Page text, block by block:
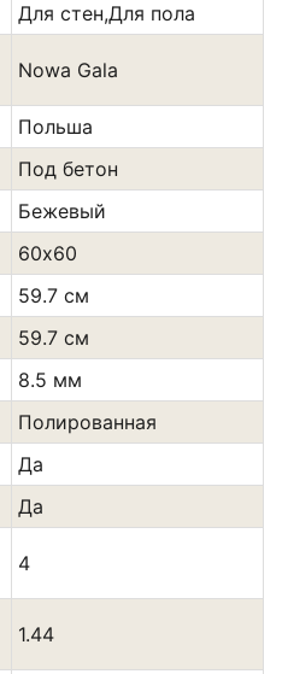
Для стен,Для пола
Nowa Gala
Польша
Под бетон
Бежевый
60х60
59.7 см
59.7 см
8.5 мм
Полированная
Да
Да
4
1.44